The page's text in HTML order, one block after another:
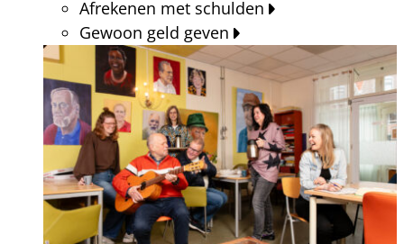
Afrekenen met schulden
Gewoon geld geven